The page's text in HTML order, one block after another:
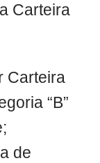
Carteira
Carteira
“B”
de